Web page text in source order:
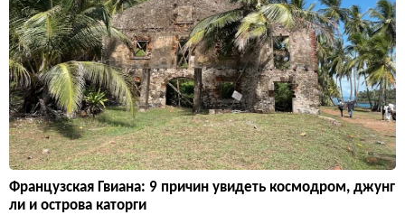
Французская Гвиана: 9 причин увидеть космодром, джунг
ли и острова каторги